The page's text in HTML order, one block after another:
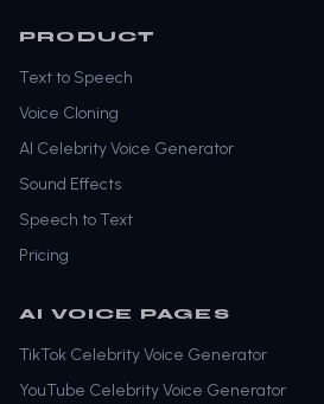
PRODUCT
Text to Speech
Voice Cloning
AI Celebrity Voice Generator
Sound Effects
Speech to Text
Pricing
AI VOICE PAGES
TikTok Celebrity Voice Generator
YouTube Celebrity Voice Generator